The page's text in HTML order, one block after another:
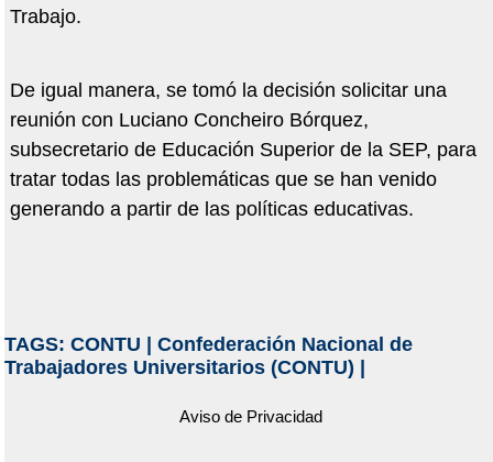
Trabajo.
De igual manera, se tomó la decisión solicitar una
reunión con Luciano Concheiro Bórquez,
subsecretario de Educación Superior de la SEP, para
tratar todas las problemáticas que se han venido
generando a partir de las políticas educativas.
TAGS: CONTU
Confederación Nacional de
Trabajadores Universitarios (CONTU)
Aviso de Privacidad